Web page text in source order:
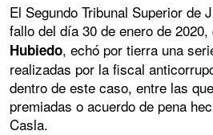
El Segundo Tribunal Superior de
fallo del día 30 de enero de
Hubiedo, echó por tierra una
realizadas por la fiscal
dentro de este caso, entre las
premiadas o acuerdo de pena
Casla.